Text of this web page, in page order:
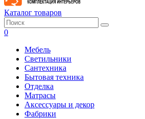
Каталог товаров
0
Мебель
Светильники
Сантехника
Бытовая техника
Отделка
Матрасы
Аксессуары и декор
Фабрики